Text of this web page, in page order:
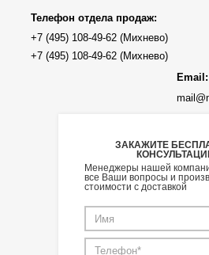
Телефон отдела продаж:
Email:
ЗАКАЖИТЕ
Менеджеры нашей
все Ваши вопросы и
стоимости с доставкой